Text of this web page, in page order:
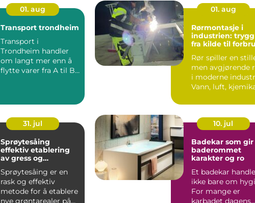
01. aug
Transport trondheim
Transport i
Trondheim handler
om langt mer enn å
flytte varer fra A til B.
01. aug
Rørmontasje i
industrien:
fra kilde til
Rør spiller en
men avgjørende
i moderne
Vann, luft,
31. jul
Sprøytesåing
effektiv etablering
av gress og
Sprøytesåing er en
rask og effektiv
metode for å etablere
nye grøntarealer på
10. jul
Badekar som gir
baderommet
karakter og ro
Et badekar
ikke bare om
For mange er
karbadet dagens